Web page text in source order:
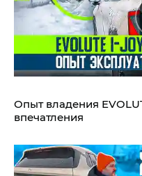
Опыт владения
впечатления